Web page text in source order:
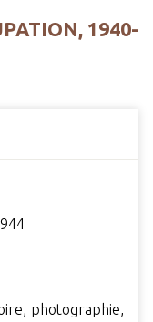
1940-
photographie,